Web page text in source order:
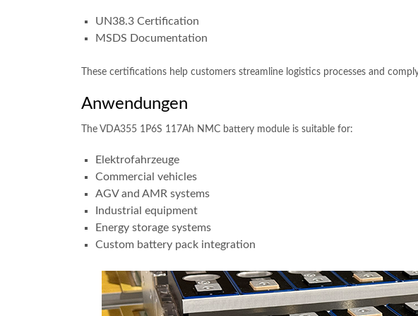
UN38.3 Certification
MSDS Documentation
These certifications help customers streamline logistics processes and
Anwendungen
The VDA355 1P6S 117Ah NMC battery module is suitable for:
Elektrofahrzeuge
Commercial vehicles
AGV and AMR systems
Industrial equipment
Energy storage systems
Custom battery pack integration